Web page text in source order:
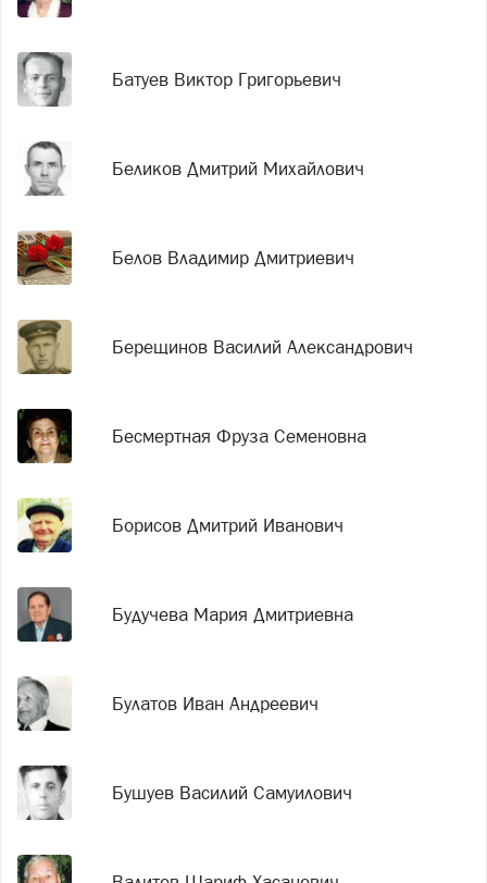
Батуев Виктор Григорьевич
Беликов Дмитрий Михайлович
Белов Владимир Дмитриевич
Берещинов Василий Александрович
Бесмертная Фруза Семеновна
Борисов Дмитрий Иванович
Будучева Мария Дмитриевна
Булатов Иван Андреевич
Бушуев Василий Самуилович